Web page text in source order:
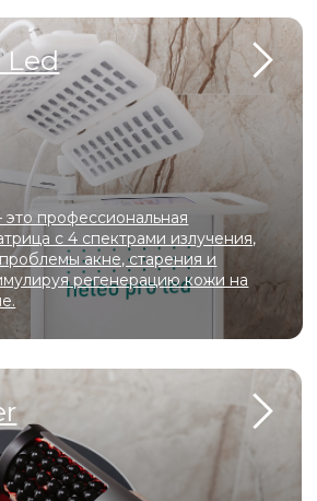
газожидкостного
глубокое очищение,
кожи, лимфодренаж и
7
в котором
технологии,
и атмосфера уюта. Здесь
для того, чтобы вы могли
заботу и насладиться